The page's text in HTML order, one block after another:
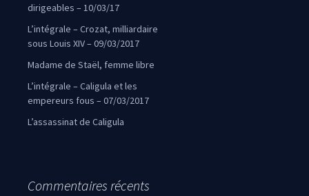
dirigeables – 10/03/17
L’intégrale – Crozat, milliardaire
sous Louis XIV – 09/03/2017
Madame de Staël, femme libre
L’intégrale – Caligula et les
empereurs fous – 07/03/2017
L’assassinat de Caligula
Commentaires récents